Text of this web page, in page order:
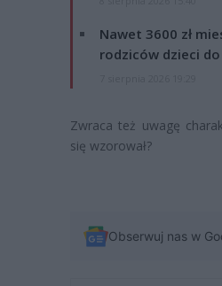
Nawet 3600 zł
rodziców dzieci
Zwraca też uwagę
się wzorował?
Obserwuj nas w